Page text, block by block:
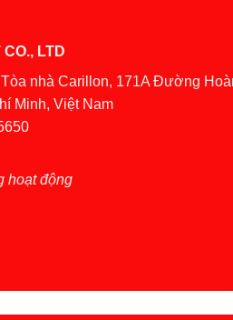
LTD
nhà Carillon, 171A Đường
Minh, Việt Nam
hoạt động